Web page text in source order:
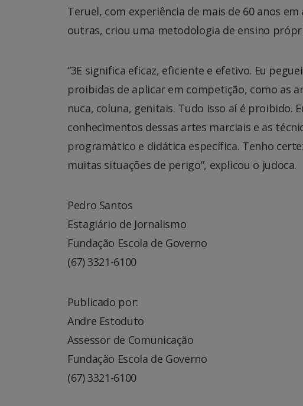
Teruel, com experiência de mais de 60 anos
outras, criou uma metodologia de ensino
“3E significa eficaz, eficiente e efetivo. Eu
proibidas de aplicar em competição, como as
nuca, coluna, genitais. Tudo isso aí é proibido.
conhecimentos dessas artes marciais e as
programático e didática específica. Tenho
muitas situações de perigo”, explicou o judoca.
Pedro Santos
Estagiário de Jornalismo
Fundação Escola de Governo
(67) 3321-6100
Publicado por:
Andre Estoduto
Assessor de Comunicação
Fundação Escola de Governo
(67) 3321-6100